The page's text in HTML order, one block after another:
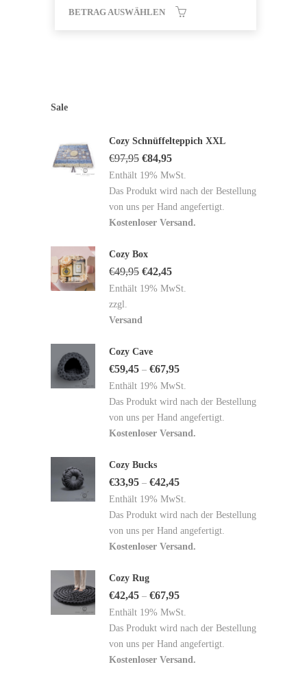
BETRAG AUSWÄHLEN
Sale
Cozy Schnüffelteppich XXL
€97,95 €84,95
Enthält 19% MwSt.
Das Produkt wird nach der Bestellung
von uns per Hand angefertigt.
Kostenloser Versand.
Cozy Box
€49,95 €42,45
Enthält 19% MwSt.
zzgl.
Versand
Cozy Cave
€59,45 – €67,95
Enthält 19% MwSt.
Das Produkt wird nach der Bestellung
von uns per Hand angefertigt.
Kostenloser Versand.
Cozy Bucks
€33,95 – €42,45
Enthält 19% MwSt.
Das Produkt wird nach der Bestellung
von uns per Hand angefertigt.
Kostenloser Versand.
Cozy Rug
€42,45 – €67,95
Enthält 19% MwSt.
Das Produkt wird nach der Bestellung
von uns per Hand angefertigt.
Kostenloser Versand.